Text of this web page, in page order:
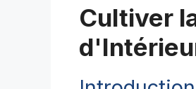
Cultiver